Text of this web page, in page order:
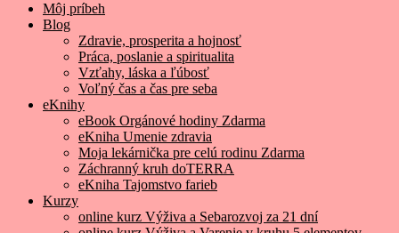
Môj príbeh
Blog
Zdravie, prosperita a hojnosť
Práca, poslanie a spiritualita
Vzťahy, láska a ľúbosť
Voľný čas a čas pre seba
eKnihy
eBook Orgánové hodiny Zdarma
eKniha Umenie zdravia
Moja lekárnička pre celú rodinu Zdarma
Záchranný kruh doTERRA
eKniha Tajomstvo farieb
Kurzy
online kurz Výživa a Sebarozvoj za 21 dní